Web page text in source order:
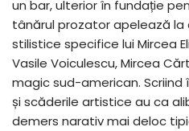
un bar, ulterior în fundație
tânărul prozator apelează la
stilistice specifice lui Mircea
Vasile Voiculescu, Mircea
magic sud-american. Scriind
și scăderile artistice au ca
demers narativ mai deloc